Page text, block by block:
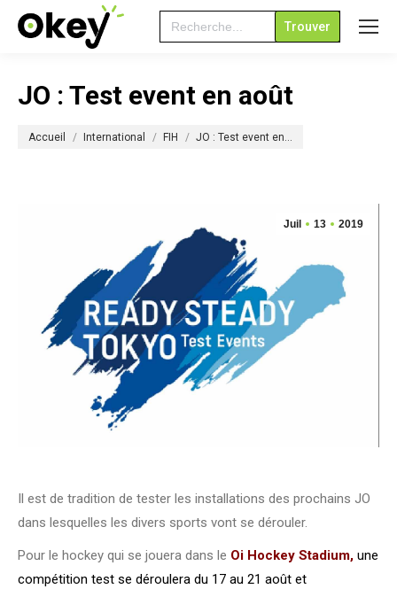
Search
for:
JO : Test event en août
Accueil International FIH JO : Test event en…
Juil 13 2019
Il est de tradition de tester les installations des prochains JO
dans lesquelles les divers sports vont se dérouler.
Pour le hockey qui se jouera dans le Oi Hockey Stadium, une
compétition test se déroulera du 17 au 21 août et